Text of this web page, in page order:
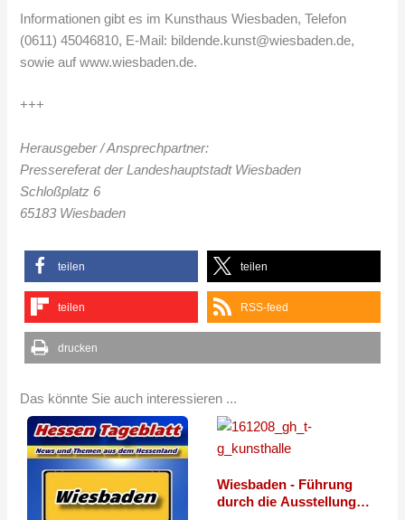
Informationen gibt es im Kunsthaus Wiesbaden, Telefon
(0611) 45046810, E-Mail: bildende.kunst@wiesbaden.de,
sowie auf www.wiesbaden.de.
+++
Herausgeber / Ansprechpartner:
Pressereferat der Landeshauptstadt Wiesbaden
Schloßplatz 6
65183 Wiesbaden
teilen teilen
teilen RSS-feed
drucken
Das könnte Sie auch interessieren ...
Wiesbaden - Führung
durch die Ausstellung…